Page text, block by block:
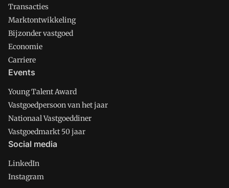
Transacties
Marktontwikkeling
Bijzonder vastgoed
Economie
Carriere
Events
Young Talent Award
Vastgoedpersoon van het jaar
Nationaal Vastgoeddiner
Vastgoedmarkt 50 jaar
Social media
LinkedIn
Instagram